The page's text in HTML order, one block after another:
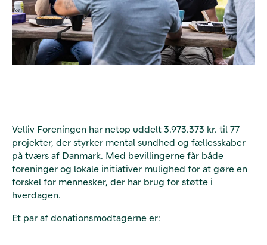
Velliv Foreningen har netop uddelt 3.973.373 kr. til 77
projekter, der styrker mental sundhed og fællesskaber
på tværs af Danmark. Med bevillingerne får både
foreninger og lokale initiativer mulighed for at gøre en
forskel for mennesker, der har brug for støtte i
hverdagen.
Et par af donationsmodtagerne er: